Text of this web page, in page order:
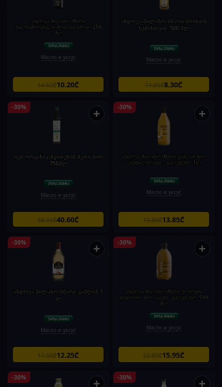
ანდრეა მილანო-ძმარი
ბალზამირებული მოდენა სპრეი. 250
მლ
Масло и уксус
14.60₾10.20₾
ანდრეა მილანო-ძმარი ბრინჯის
სუშისთვის. 500 მლ
Масло и уксус
11.85₾8.30₾
-30% +
იეს ორგანიკ-ზეითუნის ზეთი ბიო
750მლ
Масло и уксус
58.00₾40.60₾
-30% +
ანდრეა მილანო-ძმარი ვაშლის ბიო
გაუფილტრავი , უგლუტენო 1ლ
Масло и уксус
19.80₾13.85₾
-30% +
ანდრეა მილანო-ძმარი ვაშლის 1
ლ
Масло и уксус
17.50₾12.25₾
-30% +
ანდრეა მილანო-ძმარი ქოქოსის
დედოთი. ბიო, გაუფ, უგლუტენო. 500
მლ
Масло и уксус
22.80₾15.95₾
-30% + -30% +